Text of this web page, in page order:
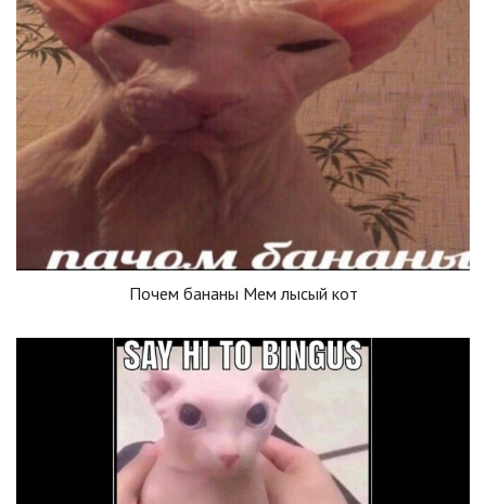
Почем бананы Мем лысый кот